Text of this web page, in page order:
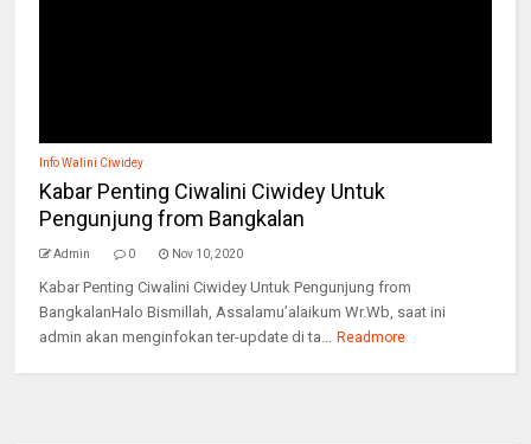
Info Walini Ciwidey
Kabar Penting Ciwalini Ciwidey Untuk
Pengunjung from Bangkalan
Admin 0 Nov 10, 2020
Kabar Penting Ciwalini Ciwidey Untuk Pengunjung from
BangkalanHalo Bismillah, Assalamu’alaikum Wr.Wb, saat ini
admin akan menginfokan ter-update di ta... Readmore